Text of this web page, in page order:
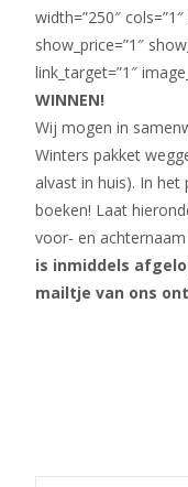
width=”250″
show_price=”1″
link_target=”1″
WINNEN!
Wij mogen in
Winters pakket
alvast in huis). In
boeken! Laat
voor- en
is inmiddels
mailtje van ons